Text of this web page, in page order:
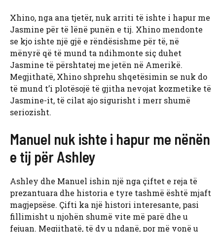
Xhino, nga ana tjetër, nuk arriti të ishte i hapur me
Jasmine për të lënë punën e tij. Xhino mendonte
se kjo ishte një gjë e rëndësishme për të, në
mënyrë që të mund ta ndihmonte siç duhet
Jasmine të përshtatej me jetën në Amerikë.
Megjithatë, Xhino shprehu shqetësimin se nuk do
të mund t’i plotësojë të gjitha nevojat kozmetike të
Jasmine-it, të cilat ajo sigurisht i merr shumë
seriozisht.
Manuel nuk ishte i hapur me nënën
e tij për Ashley
Ashley dhe Manuel ishin një nga çiftet e reja të
prezantuara dhe historia e tyre tashmë është mjaft
magjepsëse. Çifti ka një histori interesante, pasi
fillimisht u njohën shumë vite më parë dhe u
fejuan. Megjithatë, të dy u ndanë, por më vonë u